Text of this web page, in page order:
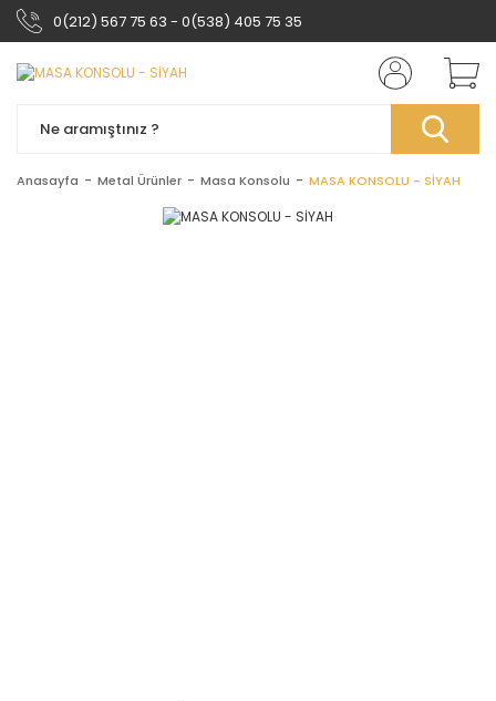
0(212) 567 75 63 - 0(538) 405 75 35
Anasayfa Metal Ürünler Masa Konsolu MASA KONSOLU - SİYAH